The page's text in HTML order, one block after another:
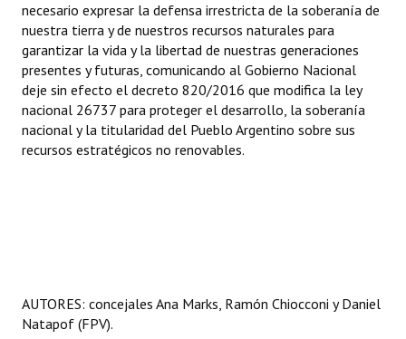
necesario expresar la defensa irrestricta de la soberanía de
nuestra tierra y de nuestros recursos naturales para
garantizar la vida y la libertad de nuestras generaciones
presentes y futuras, comunicando al Gobierno Nacional
deje sin efecto el decreto 820/2016 que modifica la ley
nacional 26737 para proteger el desarrollo, la soberanía
nacional y la titularidad del Pueblo Argentino sobre sus
recursos estratégicos no renovables.
AUTORES: concejales Ana Marks, Ramón Chiocconi y Daniel
Natapof (FPV).